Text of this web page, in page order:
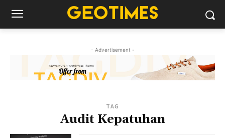
- Advertisement -
TAG
Audit Kepatuhan